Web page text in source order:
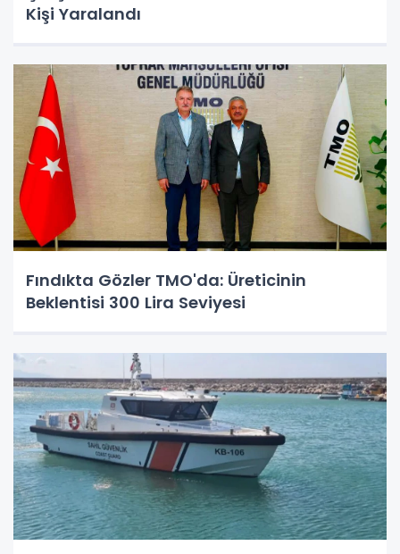
Kişi Yaralandı
Fındıkta Gözler TMO'da: Üreticinin
Beklentisi 300 Lira Seviyesi